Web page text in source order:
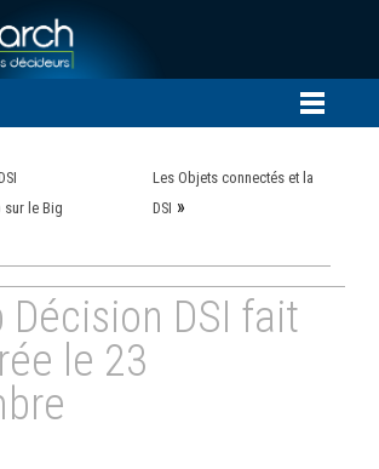
sur le Big
Les Objets connectés et la
DSI »
Décision DSI fait
le 23